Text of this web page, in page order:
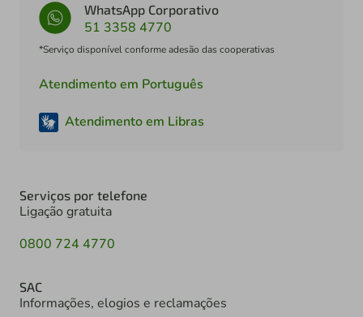
WhatsApp Corporativo
51 3358 4770
*Serviço disponível conforme adesão das cooperativas
Atendimento em Português
Atendimento em Libras
Serviços por telefone
Ligação gratuita
0800 724 4770
SAC
Informações, elogios e reclamações